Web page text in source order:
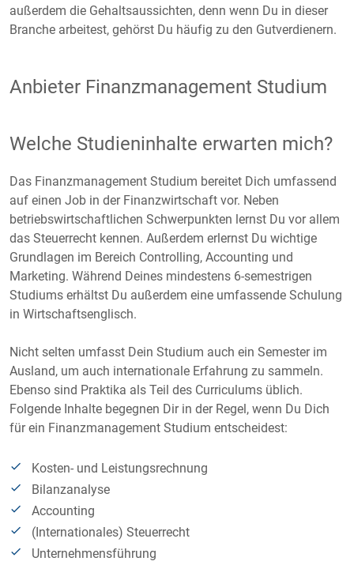
außerdem die Gehaltsaussichten, denn wenn Du in dieser
Branche arbeitest, gehörst Du häufig zu den Gutverdienern.
Anbieter Finanzmanagement Studium
Welche Studieninhalte erwarten mich?
Das Finanzmanagement Studium bereitet Dich umfassend
auf einen Job in der Finanzwirtschaft vor. Neben
betriebswirtschaftlichen Schwerpunkten lernst Du vor allem
das Steuerrecht kennen. Außerdem erlernst Du wichtige
Grundlagen im Bereich Controlling, Accounting und
Marketing. Während Deines mindestens 6-semestrigen
Studiums erhältst Du außerdem eine umfassende Schulung
in Wirtschaftsenglisch.
Nicht selten umfasst Dein Studium auch ein Semester im
Ausland, um auch internationale Erfahrung zu sammeln.
Ebenso sind Praktika als Teil des Curriculums üblich.
Folgende Inhalte begegnen Dir in der Regel, wenn Du Dich
für ein Finanzmanagement Studium entscheidest:
Kosten- und Leistungsrechnung
Bilanzanalyse
Accounting
(Internationales) Steuerrecht
Unternehmensführung